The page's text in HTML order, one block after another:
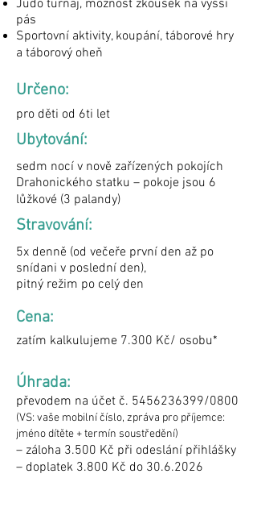
Judo turnaj, možnost zkoušek na vyšší
pás
Sportovní aktivity, koupání, táborové hry
a táborový oheň
Určeno:
pro děti od 6ti let
Ubytování:
sedm nocí v nově zařízených pokojích
Drahonického statku – pokoje jsou 6
lůžkové (3 palandy)
Stravování:
5x denně (od večeře první den až po
snídani v poslední den),
pitný režim po celý den
Cena:
zatím kalkulujeme 7.300 Kč/ osobu*
Úhrada:
převodem na účet č. 5456236399/0800
(VS: vaše mobilní číslo, zpráva pro příjemce:
jméno dítěte + termín soustředění)
– záloha 3.500 Kč při odeslání přihlášky
– doplatek 3.800 Kč do 30.6.2026